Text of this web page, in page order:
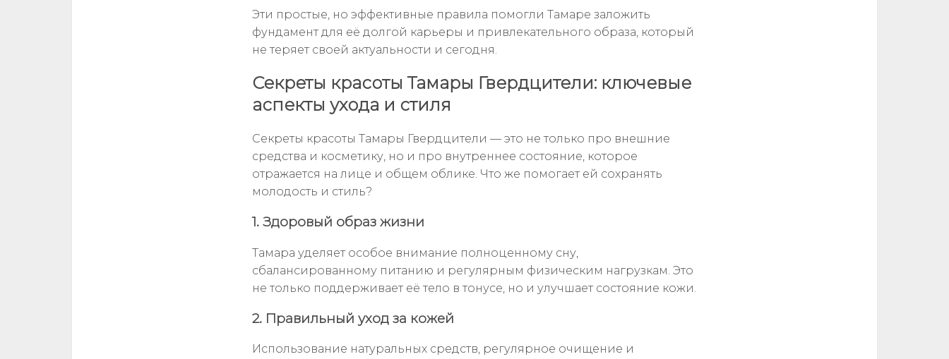
Эти простые, но эффективные правила помогли Тамаре заложить
фундамент для её долгой карьеры и привлекательного образа, который
не теряет своей актуальности и сегодня.
Секреты красоты Тамары Гвердцители: ключевые
аспекты ухода и стиля
Секреты красоты Тамары Гвердцители — это не только про внешние
средства и косметику, но и про внутреннее состояние, которое
отражается на лице и общем облике. Что же помогает ей сохранять
молодость и стиль?
1. Здоровый образ жизни
Тамара уделяет особое внимание полноценному сну,
сбалансированному питанию и регулярным физическим нагрузкам. Это
не только поддерживает её тело в тонусе, но и улучшает состояние кожи.
2. Правильный уход за кожей
Использование натуральных средств, регулярное очищение и